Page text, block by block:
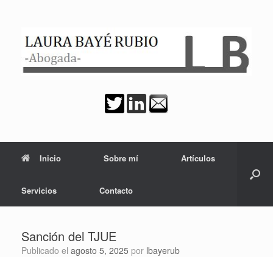
Inicio Sobre mí Artículos
Servicios Contacto
Sanción del TJUE
Publicado el agosto 5, 2025 por lbayerub